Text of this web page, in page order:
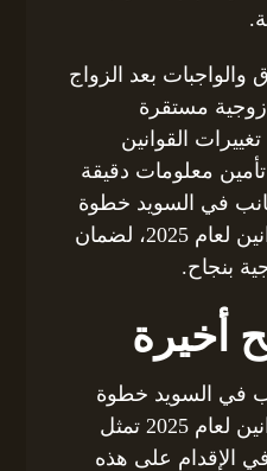
والواجبات بعد الزواج
زوجية مستقرة
القوانين
معلومات دقيقة
في السويد خطوة
بخطوة وفق أحدث القوانين لعام 2025، لضمان
بنجاح.
أخيرة
في السويد خطوة
بخطوة وفق أحدث القوانين لعام 2025 تمثل
الإقدام على هذه